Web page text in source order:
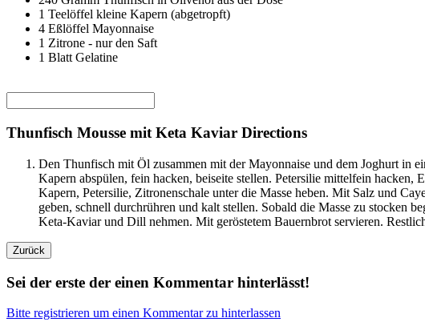
1 Teelöffel kleine Kapern (abgetropft)
4 Eßlöffel Mayonnaise
1 Zitrone - nur den Saft
1 Blatt Gelatine
Thunfisch Mousse mit Keta Kaviar Directions
Den Thunfisch mit Öl zusammen mit der Mayonnaise und dem Joghurt in
Kapern abspülen, fein hacken, beiseite stellen. Petersilie mittelfein
Kapern, Petersilie, Zitronenschale unter die Masse heben. Mit Salz und
geben, schnell durchrühren und kalt stellen. Sobald die Masse zu stocken
Keta-Kaviar und Dill nehmen. Mit geröstetem Bauernbrot servieren.
Sei der erste der einen Kommentar hinterlässt!
Bitte registrieren um einen Kommentar zu hinterlassen